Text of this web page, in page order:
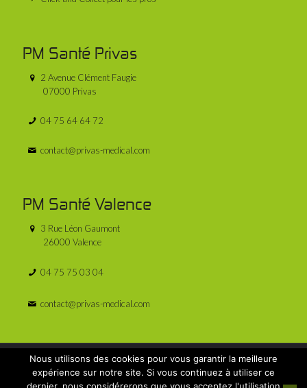
PM Santé Privas
2 Avenue Clément Faugie
07000 Privas
04 75 64 64 72
contact@privas-medical.com
PM Santé Valence
3 Rue Léon Gaumont
26000 Valence
04 75 75 03 04
contact@privas-medical.com
Nous utilisons des cookies pour vous garantir la meilleure
expérience sur notre site. Si vous continuez à utiliser ce